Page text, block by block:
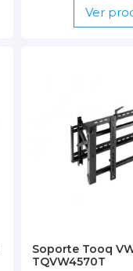
Ver
Soporte Tooq
TQVW4570T